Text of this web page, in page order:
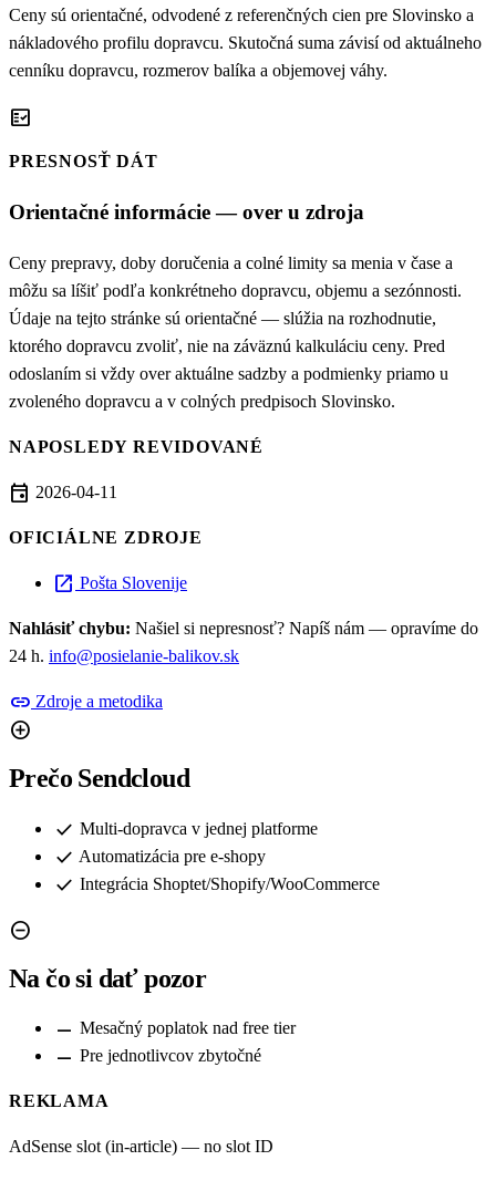
Ceny sú orientačné, odvodené z referenčných cien pre Slovinsko a
nákladového profilu dopravcu. Skutočná suma závisí od aktuálneho
cenníku dopravcu, rozmerov balíka a objemovej váhy.
fact_check
PRESNOSŤ DÁT
Orientačné informácie — over u zdroja
Ceny prepravy, doby doručenia a colné limity sa menia v čase a
môžu sa líšiť podľa konkrétneho dopravcu, objemu a sezónnosti.
Údaje na tejto stránke sú orientačné — slúžia na rozhodnutie,
ktorého dopravcu zvoliť, nie na záväznú kalkuláciu ceny. Pred
odoslaním si vždy over aktuálne sadzby a podmienky priamo u
zvoleného dopravcu a v colných predpisoch Slovinsko.
NAPOSLEDY REVIDOVANÉ
event 2026-04-11
OFICIÁLNE ZDROJE
open_in_new Pošta Slovenije
Nahlásiť chybu: Našiel si nepresnosť? Napíš nám — opravíme do
24 h. info@posielanie-balikov.sk
link Zdroje a metodika
add_circle
Prečo Sendcloud
check Multi-dopravca v jednej platforme
check Automatizácia pre e-shopy
check Integrácia Shoptet/Shopify/WooCommerce
remove_circle
Na čo si dať pozor
remove Mesačný poplatok nad free tier
remove Pre jednotlivcov zbytočné
REKLAMA
AdSense slot (in-article) — no slot ID